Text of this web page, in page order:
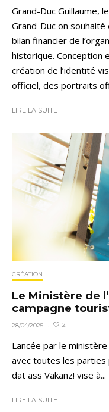
Grand-Duc Guillaume,
Grand-Duc on
bilan financier de
historique. Conception
création de l’identité
officiel, des portraits
LIRE LA SUITE
CRÉATION
Le Ministère de
campagne
28/04/2025 · 2
Lancée par le
avec toutes les parties
dat ass Vakanz! vise à...
LIRE LA SUITE